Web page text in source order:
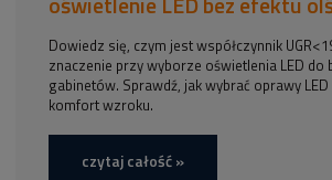
Dowiedz się, czym jest współczynnik
znaczenie przy wyborze oświetlenia LED do
gabinetów. Sprawdź, jak wybrać oprawy
komfort wzroku.
czytaj całość »